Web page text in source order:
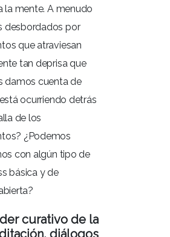
la mente. A menudo
desbordados por
que atraviesan
tan deprisa que
damos cuenta de
ocurriendo detrás
de los
¿Podemos
con algún tipo de
básica y de
curativo de la
diálogos